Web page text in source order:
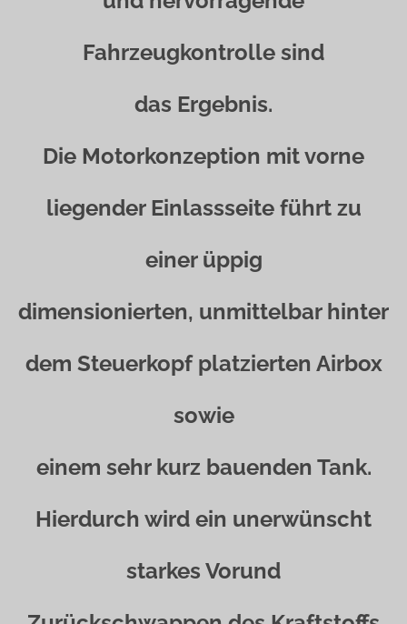
Fahrzeugkontrolle sind
das Ergebnis.
Die Motorkonzeption mit vorne
liegender Einlassseite führt zu
einer üppig
dimensionierten, unmittelbar hinter
dem Steuerkopf platzierten Airbox
sowie
einem sehr kurz bauenden Tank.
Hierdurch wird ein unerwünscht
starkes Vorund